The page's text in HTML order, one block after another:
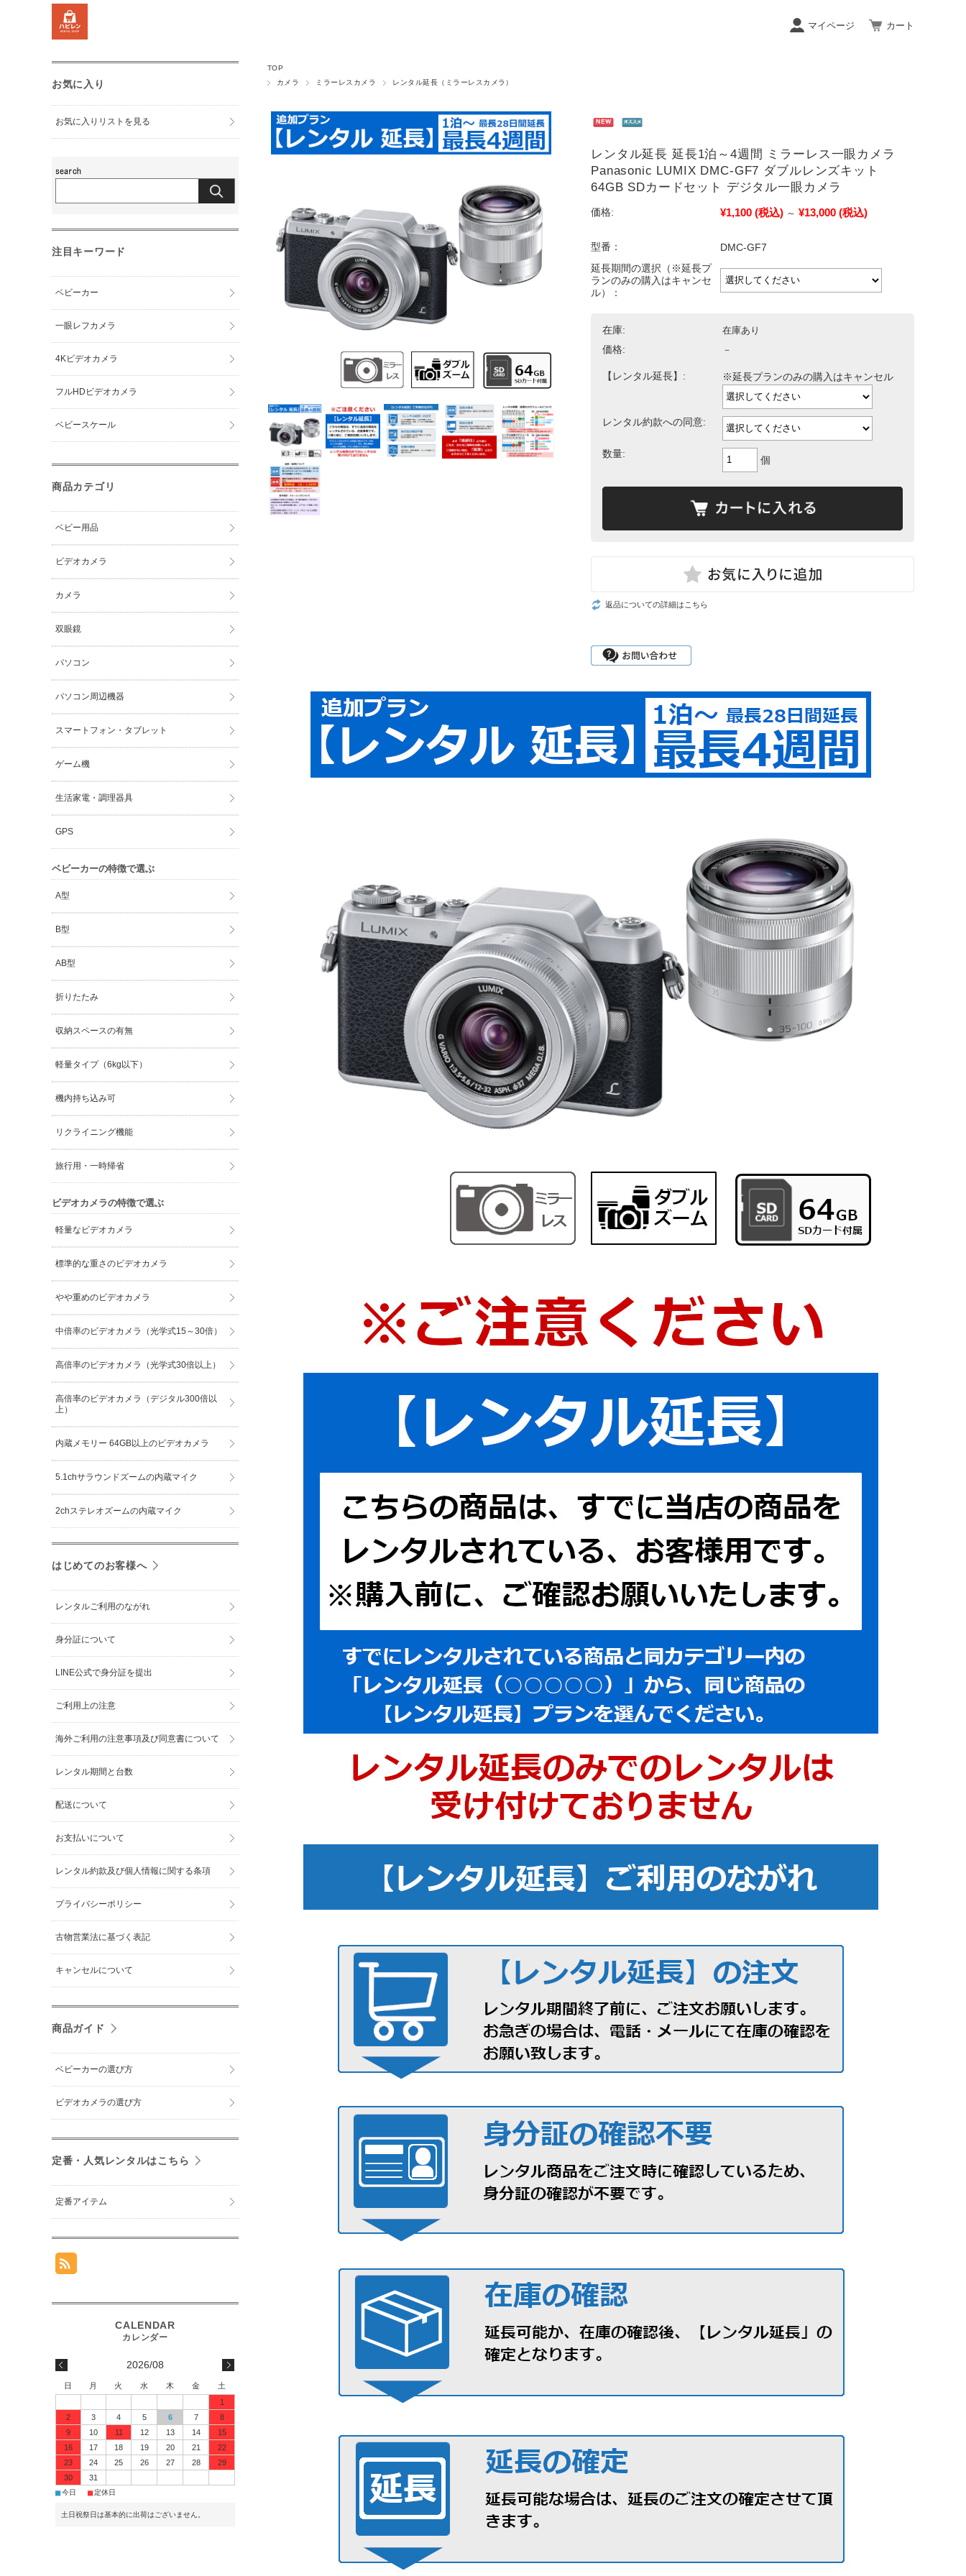
マイページ カート
TOP
カメラ
ミラーレスカメラ レンタル延長（ミラーレスカメラ）
レンタル延長 延長1泊～4週間 ミラーレス一眼カメラ
Panasonic LUMIX DMC-GF7 ダブルレンズキット
64GB SDカードセット デジタル一眼カメラ
価格: ¥1,100 (税込) ～ ¥13,000 (税込)
型番：
DMC-GF7
延長期間の選択（※延長プ
ランのみの購入はキャンセ
ル）：
在庫:
在庫あり
価格:
－
【レンタル延長】: ※延長プランのみの購入はキャンセル
レンタル約款への同意:
数量:
個
返品についての詳細はこちら
お気に入り
お気に入りリストを見る
注目キーワード
ベビーカー
一眼レフカメラ
4Kビデオカメラ
フルHDビデオカメラ
ベビースケール
商品カテゴリ
ベビー用品
ビデオカメラ
カメラ
双眼鏡
パソコン
パソコン周辺機器
スマートフォン・タブレット
ゲーム機
生活家電・調理器具
GPS
ベビーカーの特徴で選ぶ
A型
B型
AB型
折りたたみ
収納スペースの有無
軽量タイプ（6kg以下）
機内持ち込み可
リクライニング機能
旅行用・一時帰省
ビデオカメラの特徴で選ぶ
軽量なビデオカメラ
標準的な重さのビデオカメラ
やや重めのビデオカメラ
中倍率のビデオカメラ（光学式15～30倍）
高倍率のビデオカメラ（光学式30倍以上）
高倍率のビデオカメラ（デジタル300倍以
上）
内蔵メモリー 64GB以上のビデオカメラ
5.1chサラウンドズームの内蔵マイク
2chステレオズームの内蔵マイク
はじめてのお客様へ
レンタルご利用のながれ
身分証について
LINE公式で身分証を提出
ご利用上の注意
海外ご利用の注意事項及び同意書について
レンタル期間と台数
配送について
お支払いについて
レンタル約款及び個人情報に関する条項
プライバシーポリシー
古物営業法に基づく表記
キャンセルについて
商品ガイド
ベビーカーの選び方
ビデオカメラの選び方
定番・人気レンタルはこちら
定番アイテム
2026/08
日 月 火 水 木 金
土
1
2
3 4 5 6 7
8
9
10 11 12 13 14
15
16
17 18 19 20 21
22
23
24 25 26 27 28
29
30
31
■今日 ■定休日
土日祝祭日は基本的に出荷はございません。